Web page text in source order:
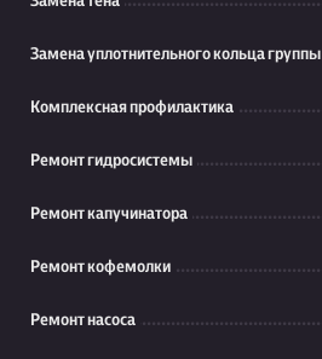
Замена уплотнительного кольца группы
Комплексная профилактика
Ремонт гидросистемы
Ремонт капучинатора
Ремонт кофемолки
Ремонт насоса